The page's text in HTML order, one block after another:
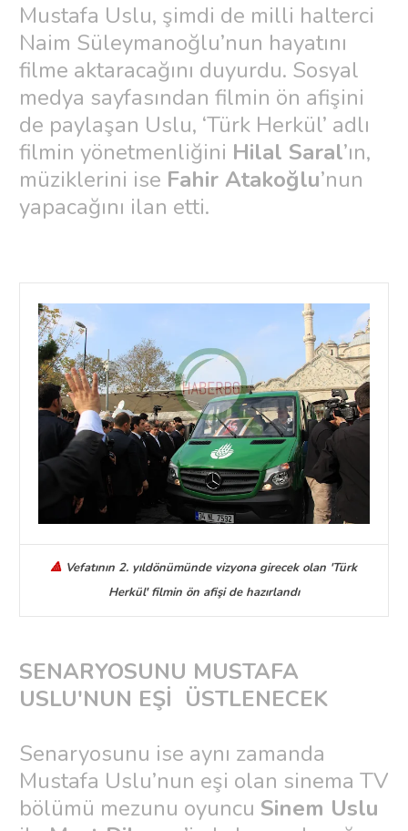
Mustafa Uslu, şimdi de milli halterci
Naim Süleymanoğlu’nun hayatını
filme aktaracağını duyurdu. Sosyal
medya sayfasından filmin ön afişini
de paylaşan Uslu, ‘Türk Herkül’ adlı
filmin yönetmenliğini Hilal Saral’ın,
müziklerini ise Fahir Atakoğlu’nun
yapacağını ilan etti.
🔺 Vefatının 2. yıldönümünde vizyona girecek olan 'Türk
Herkül' filmin ön afişi de hazırlandı
SENARYOSUNU MUSTAFA
USLU'NUN EŞİ ÜSTLENECEK
Senaryosunu ise aynı zamanda
Mustafa Uslu’nun eşi olan sinema TV
bölümü mezunu oyuncu Sinem Uslu